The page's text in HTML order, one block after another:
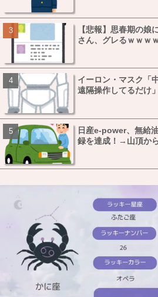
【悲報】思春期の娘
さん、グレるｗｗｗ
イーロン・マスク「
遠隔操作してるだけ」
日産e-power、無給
録を達成！→山頂か